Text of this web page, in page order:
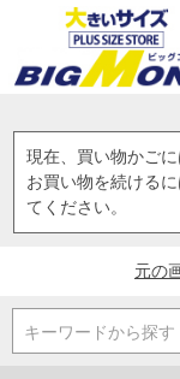
現在、買い物かごに
お買い物を続ける
てください。
元の
キーワードから探す